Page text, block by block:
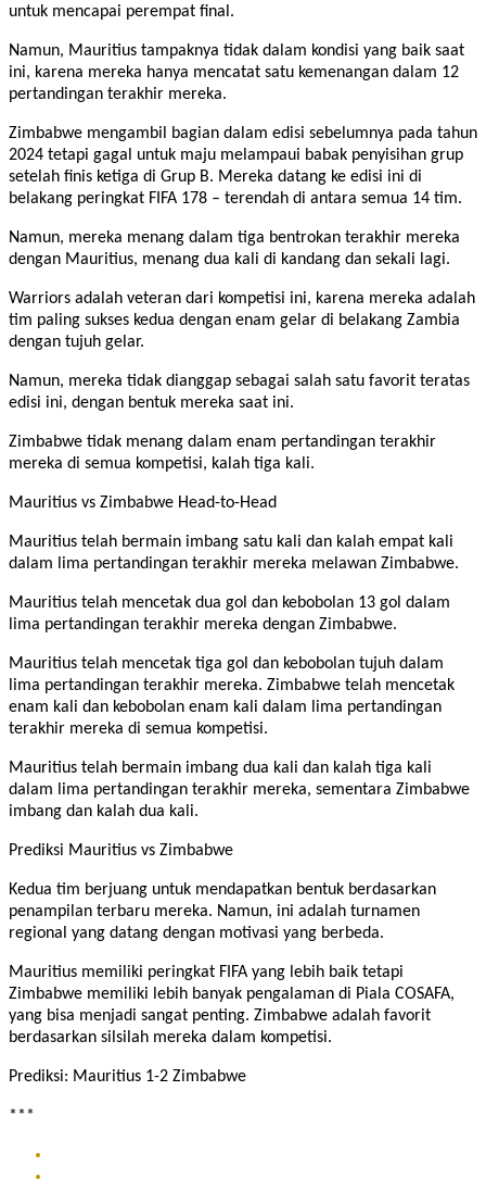
untuk mencapai perempat final.
Namun, Mauritius tampaknya tidak dalam kondisi yang baik saat
ini, karena mereka hanya mencatat satu kemenangan dalam 12
pertandingan terakhir mereka.
Zimbabwe mengambil bagian dalam edisi sebelumnya pada tahun
2024 tetapi gagal untuk maju melampaui babak penyisihan grup
setelah finis ketiga di Grup B. Mereka datang ke edisi ini di
belakang peringkat FIFA 178 – terendah di antara semua 14 tim.
Namun, mereka menang dalam tiga bentrokan terakhir mereka
dengan Mauritius, menang dua kali di kandang dan sekali lagi.
Warriors adalah veteran dari kompetisi ini, karena mereka adalah
tim paling sukses kedua dengan enam gelar di belakang Zambia
dengan tujuh gelar.
Namun, mereka tidak dianggap sebagai salah satu favorit teratas
edisi ini, dengan bentuk mereka saat ini.
Zimbabwe tidak menang dalam enam pertandingan terakhir
mereka di semua kompetisi, kalah tiga kali.
Mauritius vs Zimbabwe Head-to-Head
Mauritius telah bermain imbang satu kali dan kalah empat kali
dalam lima pertandingan terakhir mereka melawan Zimbabwe.
Mauritius telah mencetak dua gol dan kebobolan 13 gol dalam
lima pertandingan terakhir mereka dengan Zimbabwe.
Mauritius telah mencetak tiga gol dan kebobolan tujuh dalam
lima pertandingan terakhir mereka. Zimbabwe telah mencetak
enam kali dan kebobolan enam kali dalam lima pertandingan
terakhir mereka di semua kompetisi.
Mauritius telah bermain imbang dua kali dan kalah tiga kali
dalam lima pertandingan terakhir mereka, sementara Zimbabwe
imbang dan kalah dua kali.
Prediksi Mauritius vs Zimbabwe
Kedua tim berjuang untuk mendapatkan bentuk berdasarkan
penampilan terbaru mereka. Namun, ini adalah turnamen
regional yang datang dengan motivasi yang berbeda.
Mauritius memiliki peringkat FIFA yang lebih baik tetapi
Zimbabwe memiliki lebih banyak pengalaman di Piala COSAFA,
yang bisa menjadi sangat penting. Zimbabwe adalah favorit
berdasarkan silsilah mereka dalam kompetisi.
Prediksi: Mauritius 1-2 Zimbabwe
***